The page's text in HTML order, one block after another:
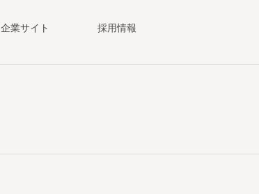
企業サイト 採用情報